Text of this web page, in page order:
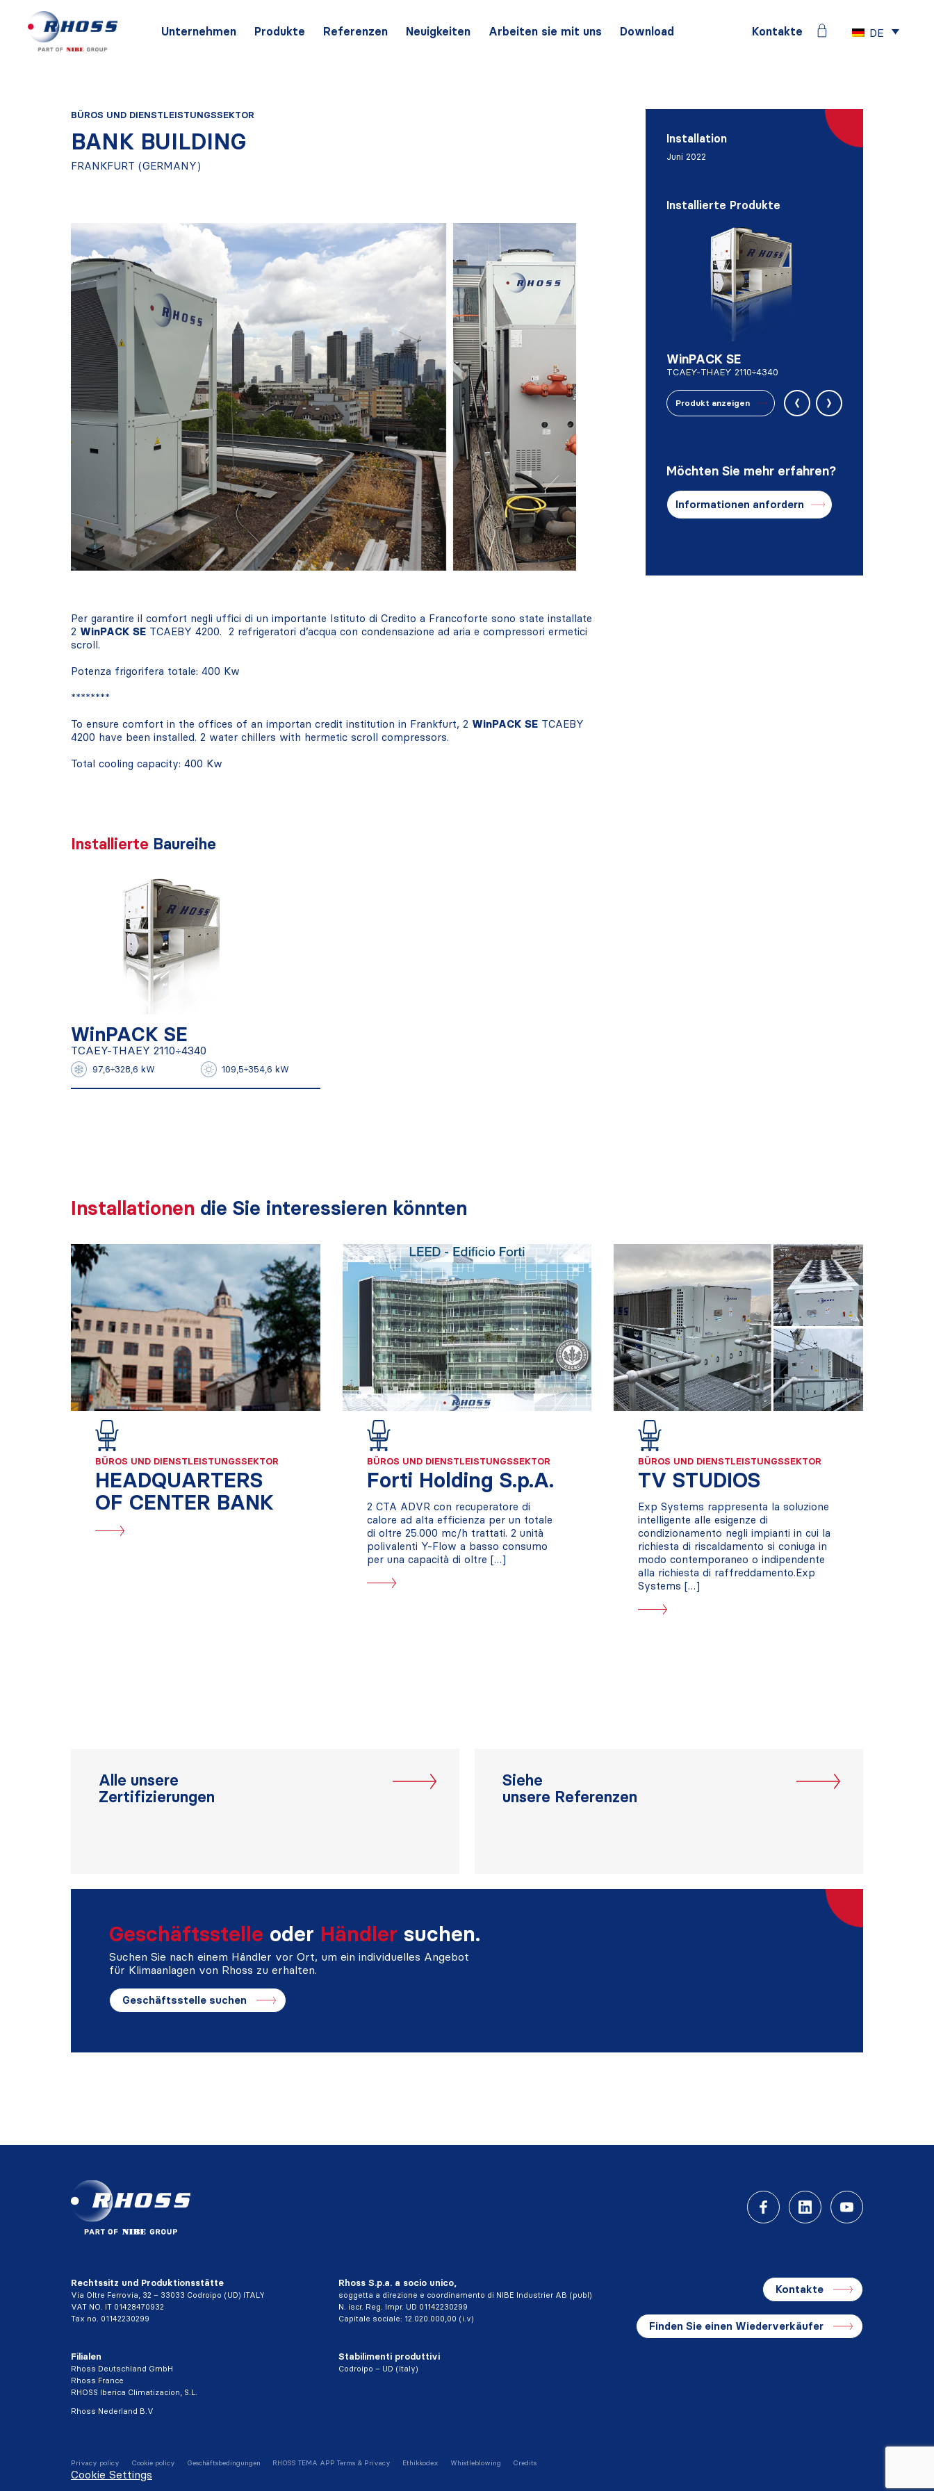
Unternehmen Produkte Referenzen Neuigkeiten Arbeiten sie mit uns Download Kontakte DE
BÜROS UND DIENSTLEISTUNGSSEKTOR
BANK BUILDING
FRANKFURT (GERMANY)
Installation
Juni 2022
Installierte Produkte
WinPACK SE
TCAEY-THAEY 2110÷4340
Produkt anzeigen ‹ ›
Möchten Sie mehr erfahren?
Informationen anfordern
Per garantire il comfort negli uffici di un importante Istituto di Credito a Francoforte sono state installate
2 WinPACK SE TCAEBY 4200. 2 refrigeratori d’acqua con condensazione ad aria e compressori ermetici
scroll.
Potenza frigorifera totale: 400 Kw
********
To ensure comfort in the offices of an importan credit institution in Frankfurt, 2 WinPACK SE TCAEBY
4200 have been installed. 2 water chillers with hermetic scroll compressors.
Total cooling capacity: 400 Kw
Installierte Baureihe
WinPACK SE
TCAEY-THAEY 2110÷4340
97,6÷328,6 kW 109,5÷354,6 kW
WinPACK SE
Mehr herausfinden
Installationen die Sie interessieren könnten
BÜROS UND DIENSTLEISTUNGSSEKTOR
HEADQUARTERS
OF CENTER BANK
BÜROS UND DIENSTLEISTUNGSSEKTOR
Forti Holding S.p.A.
2 CTA ADVR con recuperatore di
calore ad alta efficienza per un totale
di oltre 25.000 mc/h trattati. 2 unità
polivalenti Y-Flow a basso consumo
per una capacità di oltre […]
BÜROS UND DIENSTLEISTUNGSSEKTOR
TV STUDIOS
Exp Systems rappresenta la soluzione
intelligente alle esigenze di
condizionamento negli impianti in cui la
richiesta di riscaldamento si coniuga in
modo contemporaneo o indipendente
alla richiesta di raffreddamento.Exp
Systems […]
Alle unsere
Zertifizierungen
Siehe
unsere Referenzen
Geschäftsstelle oder Händler suchen.
Suchen Sie nach einem Händler vor Ort, um ein individuelles Angebot
für Klimaanlagen von Rhoss zu erhalten.
Geschäftsstelle suchen
Rechtssitz und Produktionsstätte
Via Oltre Ferrovia, 32 – 33033 Codroipo (UD) ITALY
VAT NO. IT 01428470932
Tax no. 01142230299
Filialen
Rhoss Deutschland GmbH
Rhoss France
RHOSS Iberica Climatizacion, S.L.
Rhoss Nederland B.V
Rhoss S.p.a. a socio unico,
soggetta a direzione e coordinamento di NIBE Industrier AB (publ)
N. iscr. Reg. Impr. UD 01142230299
Capitale sociale: 12.020.000,00 (i.v)
Stabilimenti produttivi
Codroipo – UD (Italy)
Kontakte
Finden Sie einen Wiederverkäufer
Privacy policy Cookie policy Geschäftsbedingungen RHOSS TEMA APP Terms & Privacy Ethikkodex Whistleblowing Credits
Cookie Settings